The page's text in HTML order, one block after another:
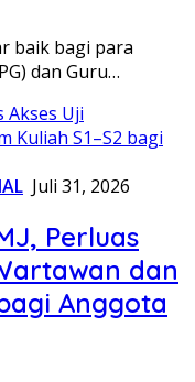
baik bagi para
dan Guru…
Juli 31, 2026
Perluas
dan
Anggota